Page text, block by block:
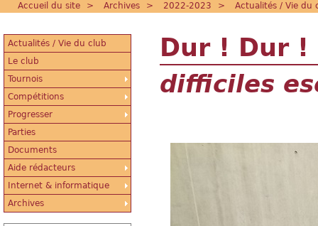
Accueil du site > Archives > 2022-2023 > Actualités / Vie du
Dur ! Dur !
difficiles
Actualités / Vie du club
Le club
Tournois
Compétitions
Progresser
Parties
Documents
Aide rédacteurs
Internet & informatique
Archives